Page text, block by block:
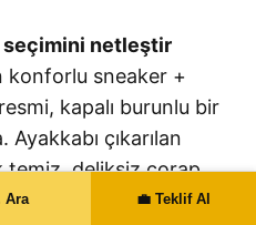
seçimini netleştir
konforlu sneaker +
kapalı burunlu bir
çıkarılan
temiz, deliksiz çorap
Ara 💼 Teklif Al